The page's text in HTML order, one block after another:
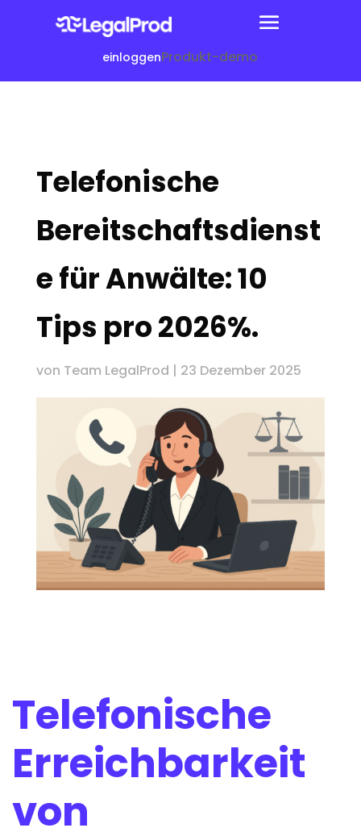
einloggenProdukt-demo
Telefonische
Bereitschaftsdienst
e für Anwälte: 10
Tips pro 2026%.
von Team LegalProd | 23 Dezember 2025
Telefonische
Erreichbarkeit
von